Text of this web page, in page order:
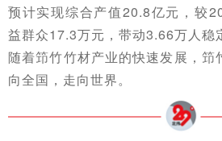
预计实现综合产值20.8亿元，较
益群众17.3万元，带动3.66万人稳
随着笻竹竹材产业的快速发展，笻
向全国，走向世界。